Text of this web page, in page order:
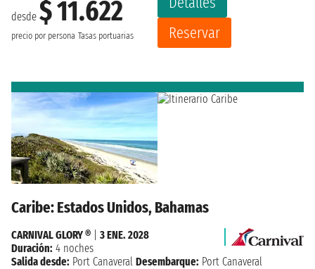
desde $ 11.622
precio por persona Tasas portuarias
Reservar
Caribe: Estados Unidos, Bahamas
CARNIVAL GLORY ®
3 ENE. 2028
Duración: 4 noches
Salida desde: Port Canaveral Desembarque: Port Canaveral